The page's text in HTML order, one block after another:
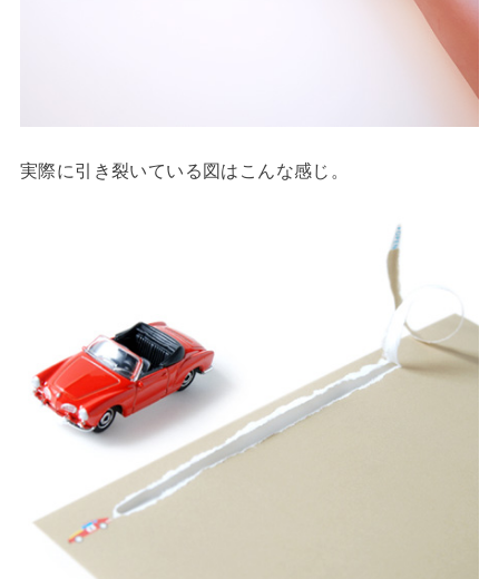
実際に引き裂いている図はこんな感じ。